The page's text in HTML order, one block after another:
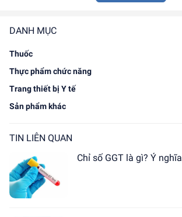
DANH MỤC
Thuốc
Thực phẩm chức năng
Trang thiết bị Y tế
Sản phẩm khác
TIN LIÊN QUAN
Chỉ số GGT là gì? Ý